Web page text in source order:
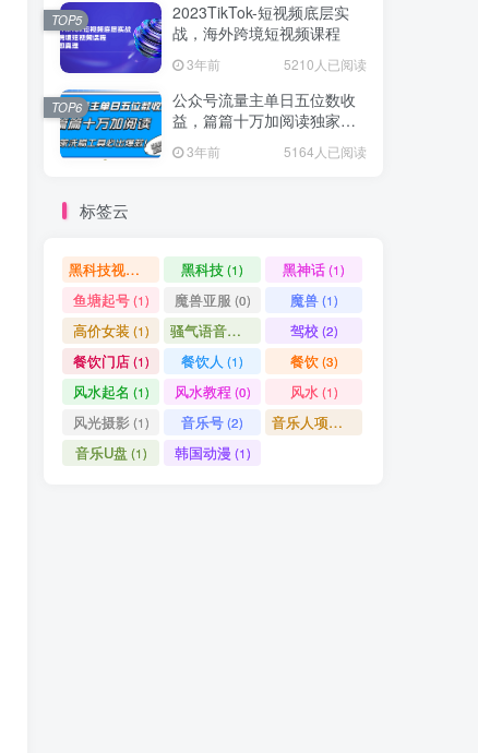
2023TikTok-短视频底层实
战，海外跨境短视频课程
3年前 5210人已阅读
TOP5
公众号流量主单日五位数收
益，篇篇十万加阅读独家洗
稿工具必出爆款！
3年前 5164人已阅读
TOP6
标签云
黑科技视频搬运 (1)黑科技(1) 黑神话(1)
鱼塘起号(1) 魔兽亚服 (0) 魔兽(1)
高价女装 (1) 骚气语音包 驾校(2)
餐饮门店(1) 餐饮人 (1) 餐饮(3)
风水起名 (1) 风水教程 (0) 风水 (1)
风光摄影 (1) 音乐号(2) 音乐人项目
音乐U盘 (1) 韩国动漫 (1)